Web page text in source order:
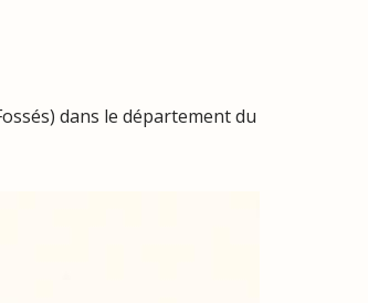
dans le département du